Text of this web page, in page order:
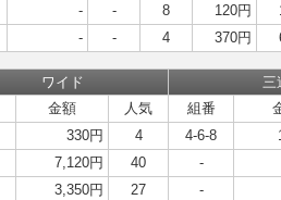
- - 8 120円
- - 4 370円
ワイド
三
金額 人気 組番
330円 4 4-6-8
7,120円 40
-
3,350円 27 -